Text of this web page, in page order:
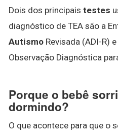
Dois dos principais testes
diagnóstico de TEA são a
Autismo Revisada (ADI-R)
Observação Diagnóstica
Porque o bebê
dormindo?
O que acontece para que o